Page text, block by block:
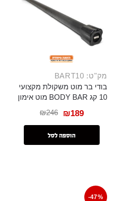
מק"ט: BART10
בודי בר מוט משקולת מקצועי
10 קג BODY BAR מוט אימון
₪246 ₪189
הוספה לסל
-47%